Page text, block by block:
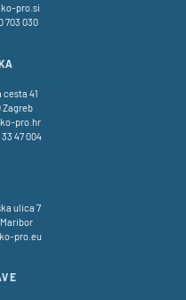
pro.si
703 030
cesta 41
Zagreb
pro.hr
47 004
ulica 7
pro.eu